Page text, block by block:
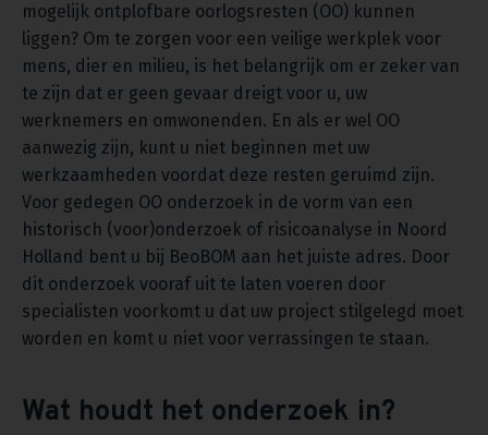
mogelijk ontplofbare oorlogsresten (OO) kunnen
liggen? Om te zorgen voor een veilige werkplek voor
mens, dier en milieu, is het belangrijk om er zeker van
te zijn dat er geen gevaar dreigt voor u, uw
werknemers en omwonenden. En als er wel OO
aanwezig zijn, kunt u niet beginnen met uw
werkzaamheden voordat deze resten geruimd zijn.
Voor gedegen OO onderzoek in de vorm van een
historisch (voor)onderzoek of risicoanalyse in Noord
Holland bent u bij BeoBOM aan het juiste adres. Door
dit onderzoek vooraf uit te laten voeren door
specialisten voorkomt u dat uw project stilgelegd moet
worden en komt u niet voor verrassingen te staan.
Wat houdt het onderzoek in?